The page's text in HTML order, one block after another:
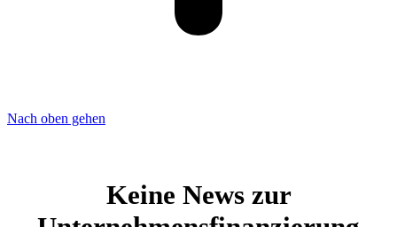
Nach oben gehen
Keine News zur